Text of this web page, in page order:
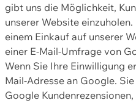
gibt uns die Möglichkeit,
unserer Website
einem Einkauf auf unserer
einer E-Mail-Umfrage von
Wenn Sie Ihre Einwilligung
Mail-Adresse an Google.
Google